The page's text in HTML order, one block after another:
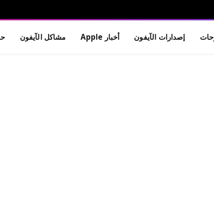
إصدارات الآيفون أخبار Apple مشاكل الآيفون